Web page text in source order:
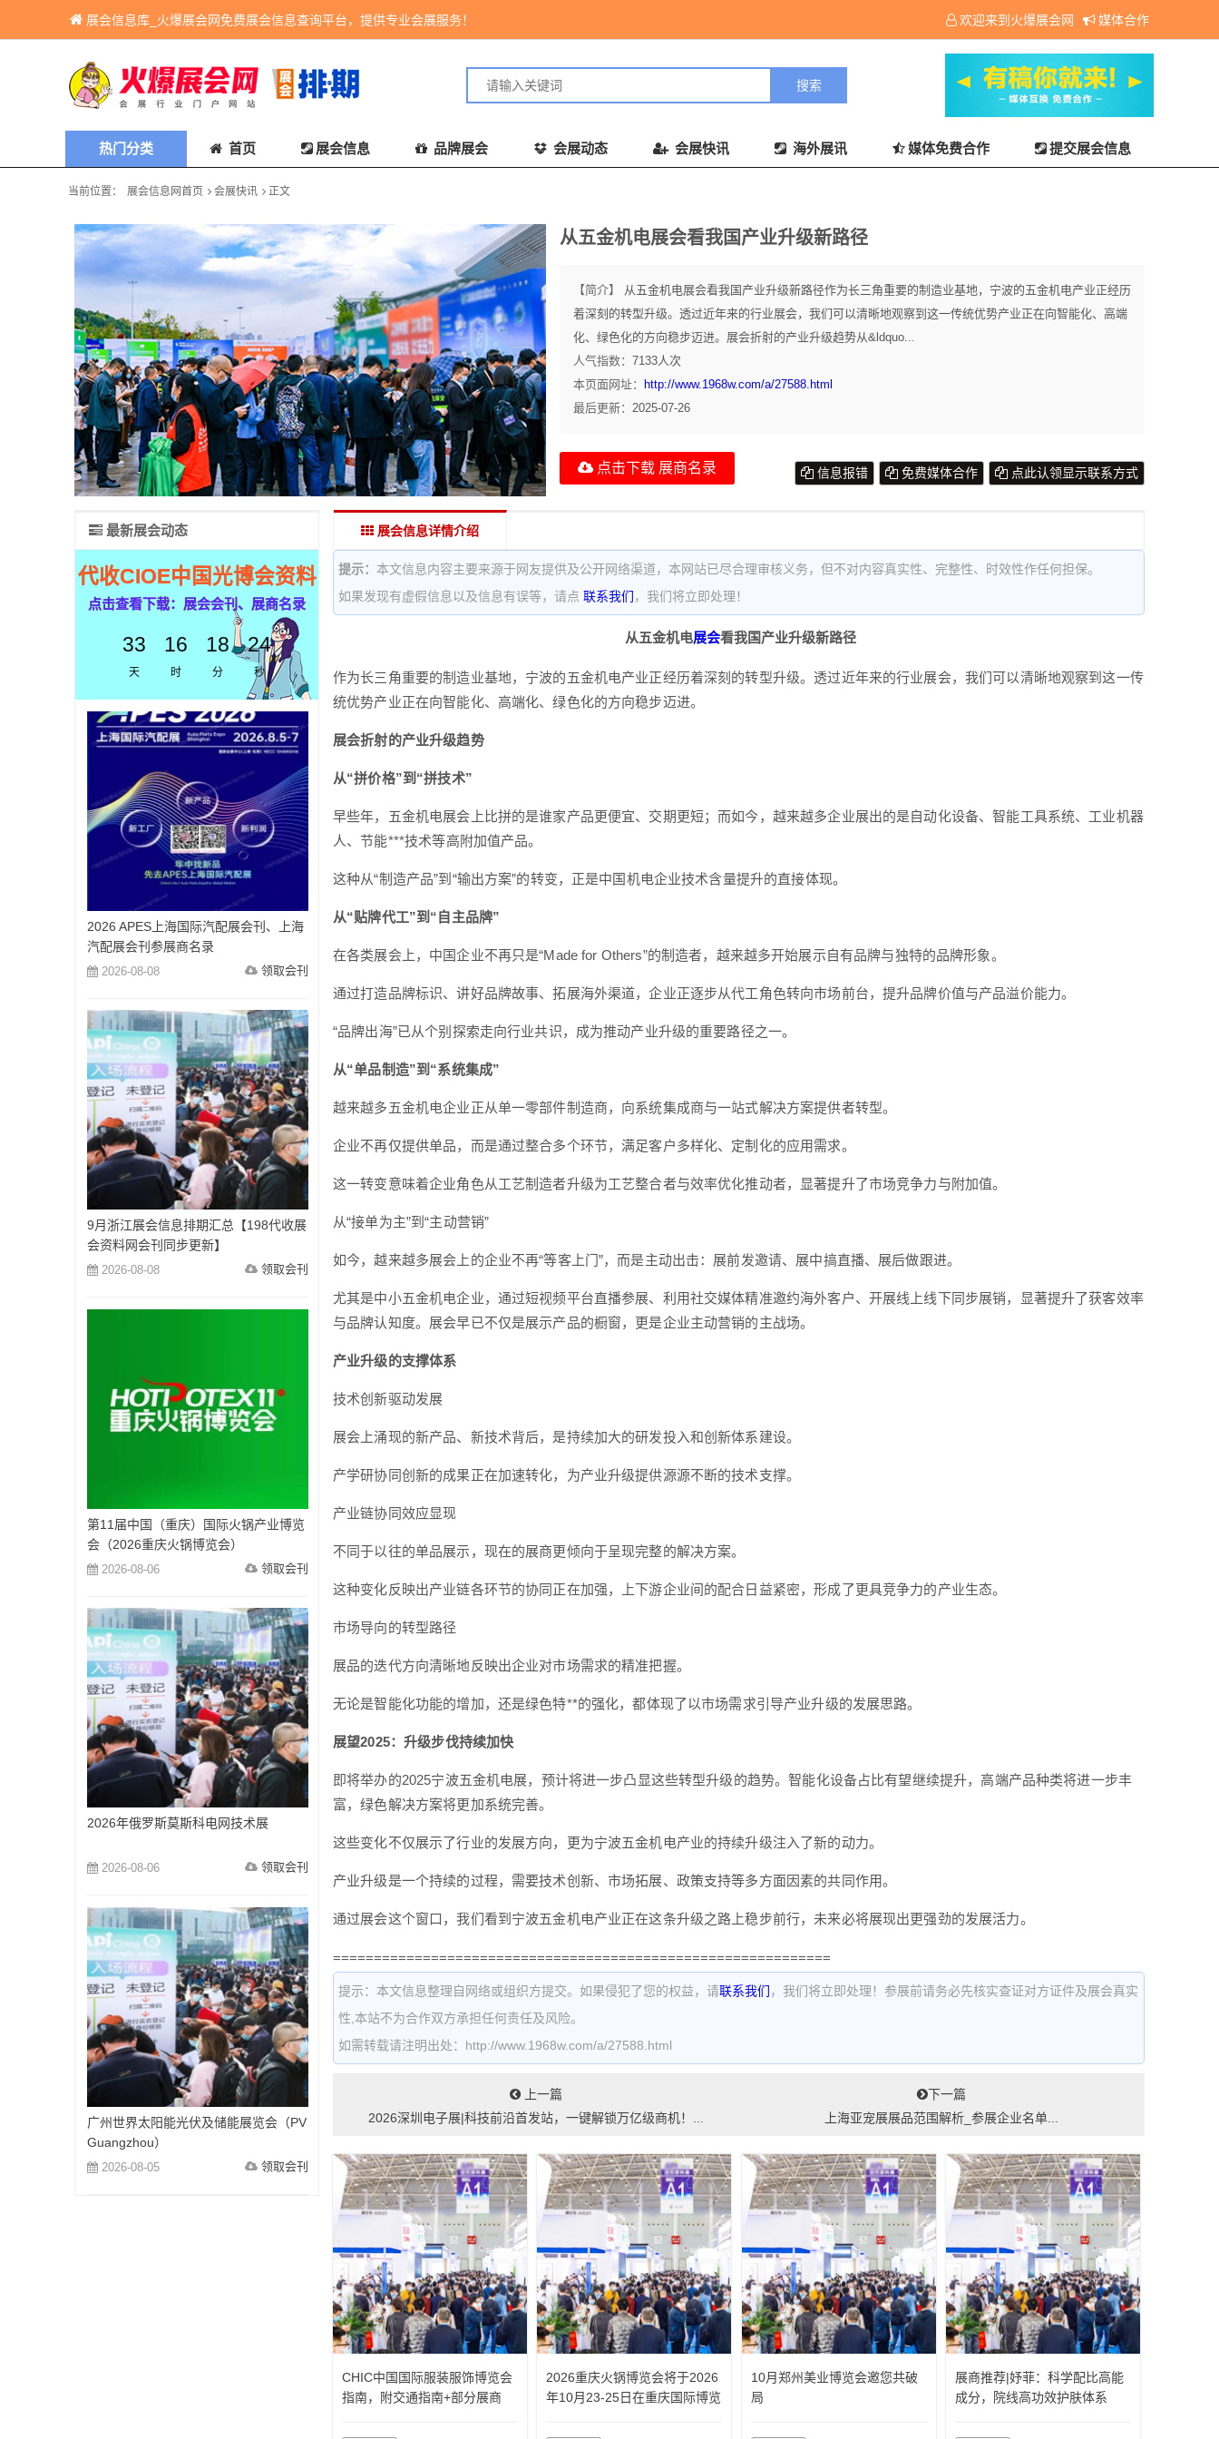
展会信息库_火爆展会网免费展会信息查询平台，提供专业会展服务！ 欢迎来到火爆展会网 媒体合作
热门分类 首页 展会信息 品牌展会 会展动态 会展快讯 海外展讯 媒体免费合作 提交展会信息
当前位置： 展会信息网首页 会展快讯 正文
从五金机电展会看我国产业升级新路径
【简介】
从五金机电展会看我国产业升级新路径作为长三角重要的制造业基地，宁波的五金机电产业正经历
着深刻的转型升级。透过近年来的行业展会，我们可以清晰地观察到这一传统优势产业正在向智能化、高端
化、绿色化的方向稳步迈进。展会折射的产业升级趋势从&ldquo...
人气指数： 7133人次
本页面网址：
http://www.1968w.com/a/27588.html
最后更新： 2025-07-26
点击下载 展商名录 点此认领显示联系方式
免费媒体合作
信息报错
展会信息详情介绍
提示： 本文信息内容主要来源于网友提供及公开网络渠道，本网站已尽合理审核义务，但不对内容真实性、完整性、时效性作任何担保。
如果发现有虚假信息以及信息有误等，请点 联系我们 ，我们将立即处理！
从五金机电展会看我国产业升级新路径
作为长三角重要的制造业基地，宁波的五金机电产业正经历着深刻的转型升级。透过近年来的行业展会，我们可以清晰地观察到这一传
统优势产业正在向智能化、高端化、绿色化的方向稳步迈进。
展会折射的产业升级趋势
从“拼价格”到“拼技术”
早些年，五金机电展会上比拼的是谁家产品更便宜、交期更短；而如今，越来越多企业展出的是自动化设备、智能工具系统、工业机器
人、节能***技术等高附加值产品。
这种从“制造产品”到“输出方案”的转变，正是中国机电企业技术含量提升的直接体现。
从“贴牌代工”到“自主品牌”
在各类展会上，中国企业不再只是“Made for Others”的制造者，越来越多开始展示自有品牌与独特的品牌形象。
通过打造品牌标识、讲好品牌故事、拓展海外渠道，企业正逐步从代工角色转向市场前台，提升品牌价值与产品溢价能力。
“品牌出海”已从个别探索走向行业共识，成为推动产业升级的重要路径之一。
从“单品制造”到“系统集成”
越来越多五金机电企业正从单一零部件制造商，向系统集成商与一站式解决方案提供者转型。
企业不再仅提供单品，而是通过整合多个环节，满足客户多样化、定制化的应用需求。
这一转变意味着企业角色从工艺制造者升级为工艺整合者与效率优化推动者，显著提升了市场竞争力与附加值。
从“接单为主”到“主动营销”
如今，越来越多展会上的企业不再“等客上门”，而是主动出击：展前发邀请、展中搞直播、展后做跟进。
尤其是中小五金机电企业，通过短视频平台直播参展、利用社交媒体精准邀约海外客户、开展线上线下同步展销，显著提升了获客效率
与品牌认知度。展会早已不仅是展示产品的橱窗，更是企业主动营销的主战场。
产业升级的支撑体系
技术创新驱动发展
展会上涌现的新产品、新技术背后，是持续加大的研发投入和创新体系建设。
产学研协同创新的成果正在加速转化，为产业升级提供源源不断的技术支撑。
产业链协同效应显现
不同于以往的单品展示，现在的展商更倾向于呈现完整的解决方案。
这种变化反映出产业链各环节的协同正在加强，上下游企业间的配合日益紧密，形成了更具竞争力的产业生态。
市场导向的转型路径
展品的迭代方向清晰地反映出企业对市场需求的精准把握。
无论是智能化功能的增加，还是绿色特**的强化，都体现了以市场需求引导产业升级的发展思路。
展望2025：升级步伐持续加快
即将举办的2025宁波五金机电展，预计将进一步凸显这些转型升级的趋势。智能化设备占比有望继续提升，高端产品种类将进一步丰
富，绿色解决方案将更加系统完善。
这些变化不仅展示了行业的发展方向，更为宁波五金机电产业的持续升级注入了新的动力。
产业升级是一个持续的过程，需要技术创新、市场拓展、政策支持等多方面因素的共同作用。
通过展会这个窗口，我们看到宁波五金机电产业正在这条升级之路上稳步前行，未来必将展现出更强劲的发展活力。
=============================================================
提示：本文信息整理自网络或组织方提交。如果侵犯了您的权益，请联系我们 ，我们将立即处理！参展前请务必先核实查证对方证件及展会真实
性,本站不为合作双方承担任何责任及风险。
如需转载请注明出处：http://www.1968w.com/a/27588.html
上一篇
2026深圳电子展|科技前沿首发站，一键解锁万亿级商机！...
下一篇
上海亚宠展展品范围解析_参展企业名单...
CHIC中国国际服装服饰博览会
指南，附交通指南+部分展商
2026重庆火锅博览会将于2026
年10月23-25日在重庆国际博览
10月郑州美业博览会邀您共破
局
展商推荐|妤菲：科学配比高能
成分，院线高功效护肤体系
最新展会动态
代收CIOE中国光博会资料
点击查看下载：展会会刊、展商名录
33
天
16
时
18
分
23
秒
2026 APES上海国际汽配展会刊、上海
汽配展会刊参展商名录
2026-08-08 领取会刊
9月浙江展会信息排期汇总【198代收展
会资料网会刊同步更新】
2026-08-08 领取会刊
第11届中国（重庆）国际火锅产业博览
会（2026重庆火锅博览会）
2026-08-06 领取会刊
2026年俄罗斯莫斯科电网技术展
2026-08-06 领取会刊
广州世界太阳能光伏及储能展览会（PV
Guangzhou）
2026-08-05 领取会刊